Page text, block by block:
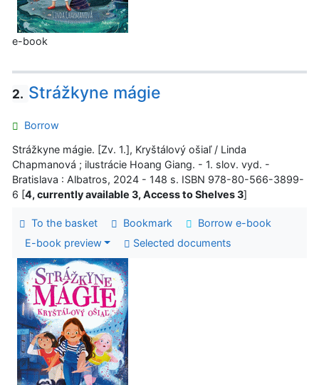
e-book
2. Strážkyne mágie
Borrow
Strážkyne mágie. [Zv. 1.], Kryštálový ošiaľ / Linda
Chapmanová ; ilustrácie Hoang Giang. - 1. slov. vyd. -
Bratislava : Albatros, 2024 - 148 s. ISBN 978-80-566-3899-
6 [4, currently available 3, Access to Shelves 3]
To the basket Bookmark
Borrow e-book
E-book preview
Selected documents